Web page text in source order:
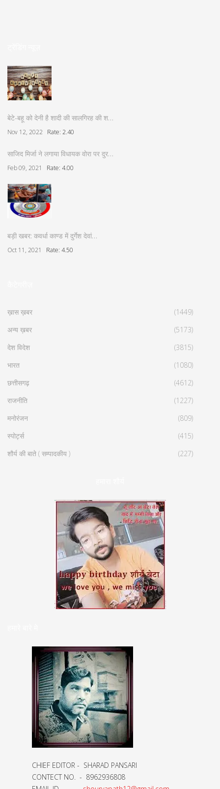
बेटे-बहू को देनी है शादी की सालगिरह की श…
Nov 12, 2022 Rate: 2.40
साजिद मिर्जा ने लगाया विधायक वोरा पर दुर…
Feb 09, 2021 Rate: 4.00
बड़ी खबर: कवर्धा काण्ड में दुर्गेश देवां…
Oct 11, 2021 Rate: 4.50
ख़ास ख़बर
(1449)
अन्य ख़बर
(5173)
देश विदेश
(3815)
भारत
(1080)
छत्तीसगढ़
(4612)
राजनीति
(1227)
मनोरंजन
(809)
स्पोर्ट्स
(415)
शौर्य की बाते ( सम्पादकीय )
(227)
CHIEF EDITOR - SHARAD PANSARI
CONTECT NO. - 8962936808